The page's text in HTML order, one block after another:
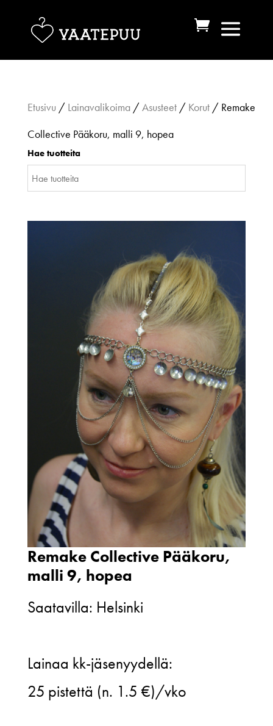
Etusivu / Lainavalikoima/Asusteet/ Korut/ Remake
Collective Pääkoru, malli 9, hopea
Hae tuotteita
Remake Collective Pääkoru,
malli 9, hopea
Saatavilla: Helsinki
Collective
Pääkoru,
Lainaa kk-jäsenyydellä:
25 pistettä (n. 1.5 €)/vko